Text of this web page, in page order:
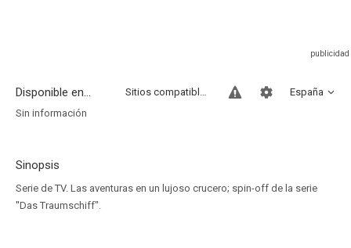
Disponible en... España
Sitios compatibles
Sin información
Sinopsis
Serie de TV. Las aventuras en un lujoso crucero; spin-off de la serie
''Das Traumschiff".